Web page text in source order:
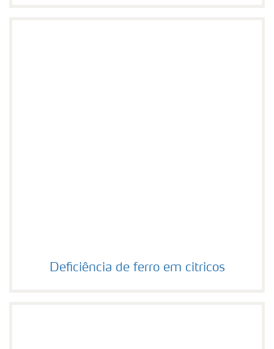
Deficiência de ferro em citricos
Deficiência de ferro em citricos